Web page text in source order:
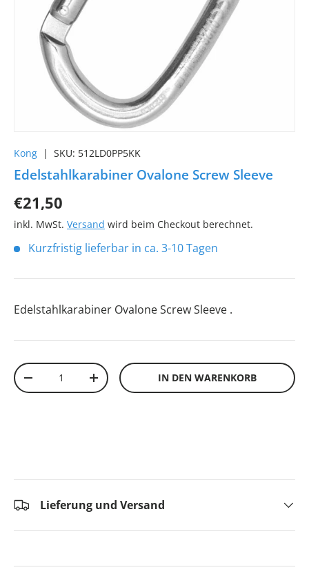
Kong | SKU: 512LD0PP5KK
Edelstahlkarabiner Ovalone Screw Sleeve
€21,50
inkl. MwSt. Versand wird beim Checkout berechnet.
Kurzfristig lieferbar in ca. 3-10 Tagen
Edelstahlkarabiner Ovalone Screw Sleeve .
Anzahl
-
+ IN DEN WARENKORB
Lieferung und Versand